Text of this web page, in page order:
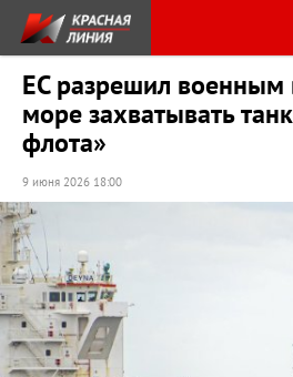
ЕС разрешил
море захватывать
флота»
9 июня 2026 18:00